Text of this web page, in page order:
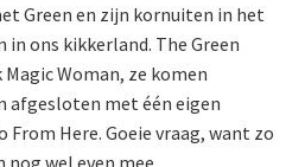
Green en zijn kornuiten in het
in ons kikkerland. The Green
Woman, ze komen
afgesloten met één eigen
From Here. Goeie vraag, want zo
nog wel even mee.